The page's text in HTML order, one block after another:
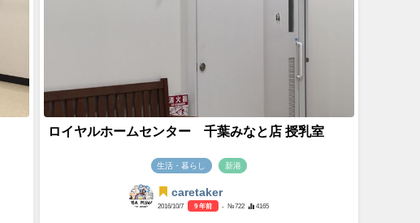
ロイヤルホームセンター 千葉みなと店 授乳室
生活・暮らし 新港
caretaker
2016/10/7 9 年前 - №722 4165